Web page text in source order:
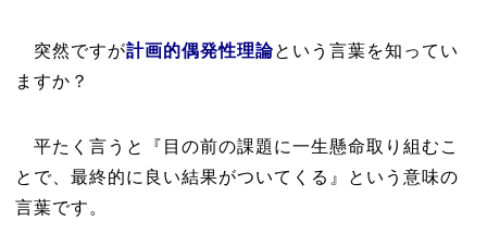
突然ですが計画的偶発性理論という言葉を知ってい
ますか？
平たく言うと『目の前の課題に一生懸命取り組むこ
とで、最終的に良い結果がついてくる』という意味の
言葉です。